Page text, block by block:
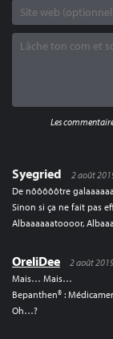
Syegried
2 août
De nôôôôôtre
Sinon si ça ne fait pas
Albaaaaaatoooor,
OreliDee
2 août
Mais… Mais…
Bepanthen® :
Oh…?
Les